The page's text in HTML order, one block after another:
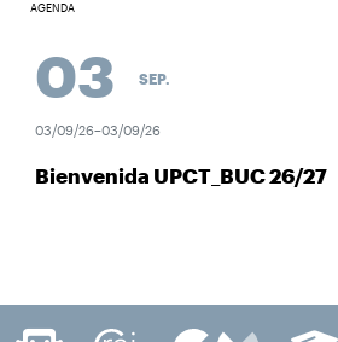
AGENDA
03 SEP.
03/09/26–03/09/26
Bienvenida UPCT_BUC 26/27